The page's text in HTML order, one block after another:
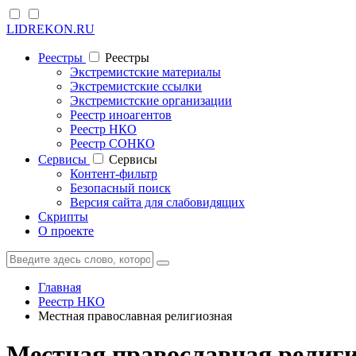
LIDREKON.RU
Реестры
Реестры
Экстремистские материалы
Экстремистские ссылки
Экстремистские организации
Реестр иноагентов
Реестр НКО
Реестр СОНКО
Cервисы
Cервисы
Контент-фильтр
Безопасный поиск
Версия сайта для слабовидящих
Скрипты
О проекте
Главная
Реестр НКО
Местная православная религиозная